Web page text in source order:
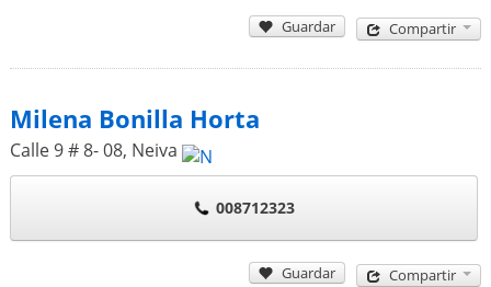
Guardar Compartir
Milena Bonilla Horta
Calle 9 # 8- 08, Neiva
008712323
Guardar Compartir